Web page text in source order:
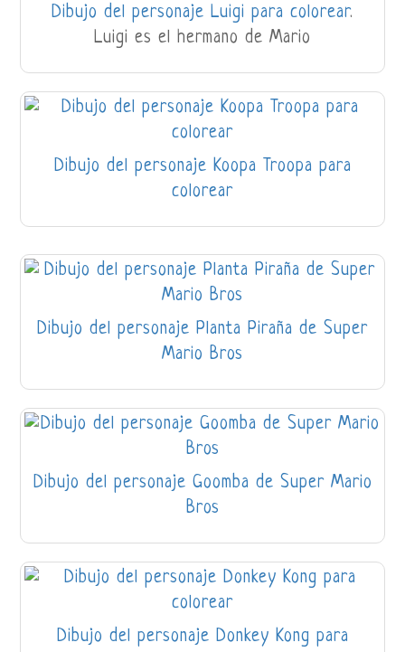
Dibujo del personaje Luigi para colorear.
Luigi es el hermano de Mario
Dibujo del personaje Koopa Troopa para
colorear
Dibujo del personaje Planta Piraña de Super
Mario Bros
Dibujo del personaje Goomba de Super Mario
Bros
Dibujo del personaje Donkey Kong para